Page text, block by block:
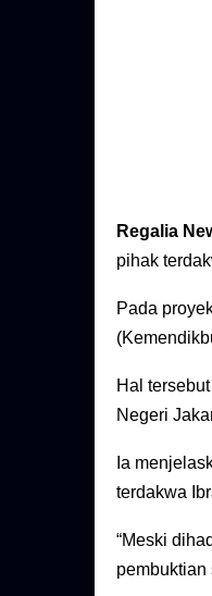
Regalia
pihak
Pada
Hal
Negeri
Ia
terdakwa
“Meski
pembuktian